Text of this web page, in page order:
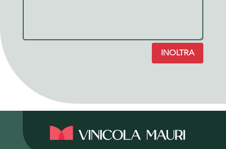
INOLTRA